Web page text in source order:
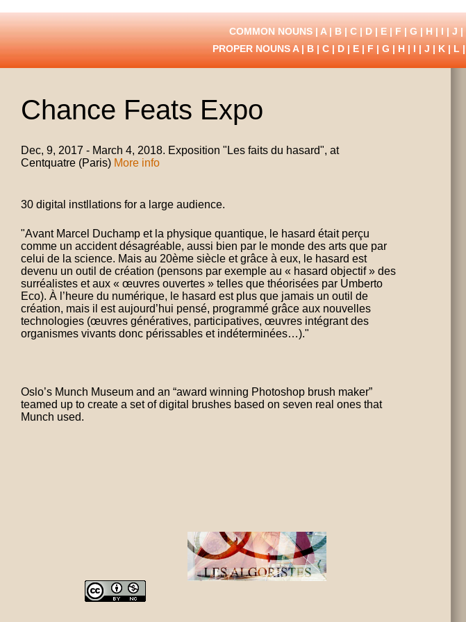
COMMON NOUNS |A|B|C|D|E|F|G|H|I|J|
PROPER NOUNS A| B | C | D | E | F | G | H | I | J | K | L |
Chance Feats Expo
Dec, 9, 2017 - March 4, 2018. Exposition "Les faits du hasard", at
Centquatre (Paris) More info
30 digital instllations for a large audience.
"Avant Marcel Duchamp et la physique quantique, le hasard était perçu
comme un accident désagréable, aussi bien par le monde des arts que par
celui de la science. Mais au 20ème siècle et grâce à eux, le hasard est
devenu un outil de création (pensons par exemple au « hasard objectif » des
surréalistes et aux « œuvres ouvertes » telles que théorisées par Umberto
Eco). À l’heure du numérique, le hasard est plus que jamais un outil de
création, mais il est aujourd’hui pensé, programmé grâce aux nouvelles
technologies (œuvres génératives, participatives, œuvres intégrant des
organismes vivants donc périssables et indéterminées…)."
Oslo’s Munch Museum and an “award winning Photoshop brush maker”
teamed up to create a set of digital brushes based on seven real ones that
Munch used.